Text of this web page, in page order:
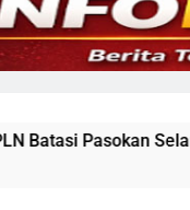
7 Hari